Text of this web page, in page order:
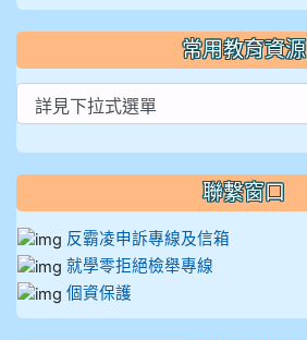
常用教育資源
聯繫窗口
反霸凌申訴專線及信箱
就學零拒絕檢舉專線
個資保護